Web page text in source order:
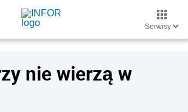
Serwisy
nie wierzą w